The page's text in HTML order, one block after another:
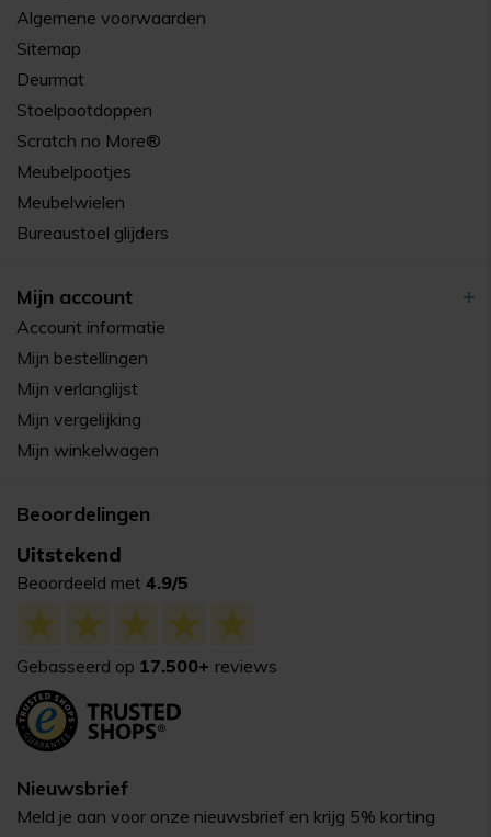
Algemene voorwaarden
Sitemap
Deurmat
Stoelpootdoppen
Scratch no More®
Meubelpootjes
Meubelwielen
Bureaustoel glijders
Mijn account
Account informatie
Mijn bestellingen
Mijn verlanglijst
Mijn vergelijking
Mijn winkelwagen
Beoordelingen
Uitstekend
Beoordeeld met 4.9/5
Gebasseerd op 17.500+ reviews
Nieuwsbrief
Meld je aan voor onze nieuwsbrief en krijg 5% korting